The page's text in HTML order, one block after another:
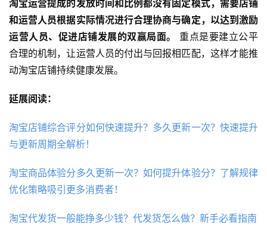
淘宝运营提成的发放时间和比例都没有固定模式，需要店铺
和运营人员根据实际情况进行合理协商与确定，以达到激励
运营人员、促进店铺发展的双赢局面。
重点是要建立公平
合理的机制，让运营人员的付出与回报相匹配，这样才能推
动淘宝店铺持续健康发展。
延展阅读：
淘宝店铺综合评分如何快速提升？多久更新一次？快速提升
与更新周期全解析！
淘宝商品体验分多久更新一次？如何提升体验分？了解规律
优化策略吸引更多消费者！
淘宝代发货一般能挣多少钱？代发货怎么做？新手必看指南